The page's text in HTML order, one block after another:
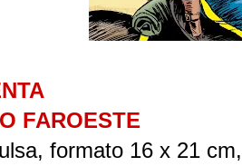
FAROESTE
formato 16 x 21